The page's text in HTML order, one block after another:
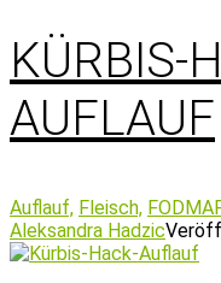
KÜRBIS-
AUFLAUF
Auflauf, Fleisch,
Aleksandra Hadzic